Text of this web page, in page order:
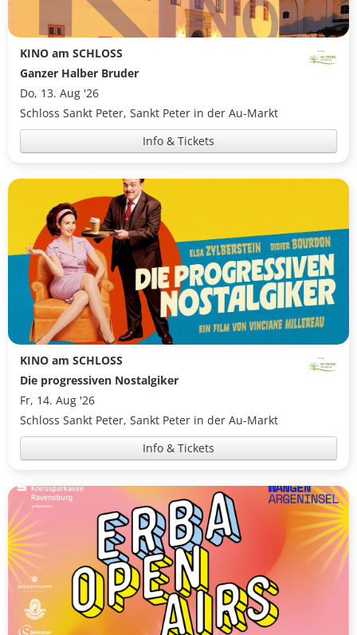
KINO am SCHLOSS
Ganzer Halber Bruder
Do, 13. Aug '26
Schloss Sankt Peter, Sankt Peter in der Au-Markt
Info & Tickets
KINO am SCHLOSS
Die progressiven Nostalgiker
Fr, 14. Aug '26
Schloss Sankt Peter, Sankt Peter in der Au-Markt
Info & Tickets